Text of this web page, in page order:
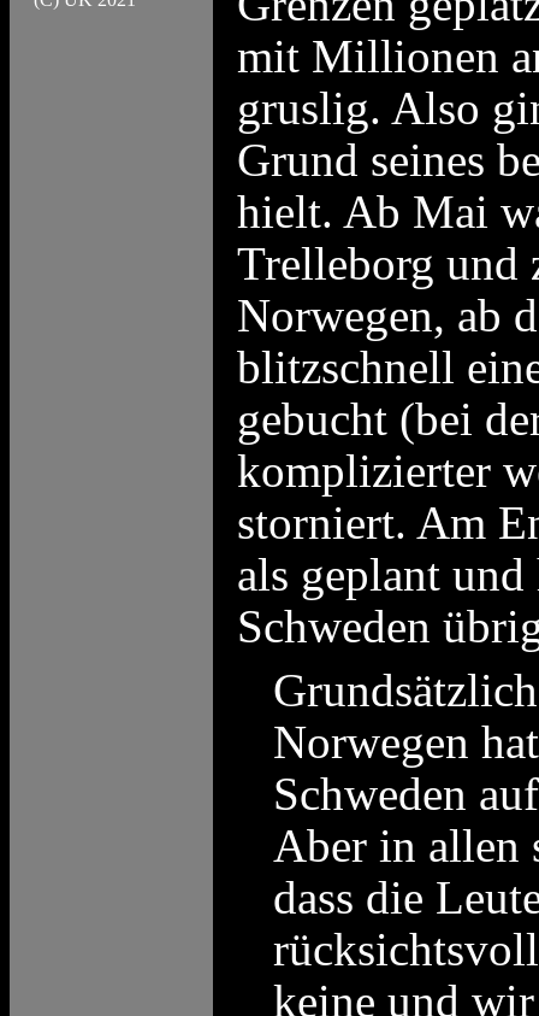
mit Millionen
gruslig. Also
Grund seines
hielt. Ab Mai
Trelleborg und
Norwegen, ab
blitzschnell
gebucht (bei
komplizierter
storniert. Am
als geplant
Schweden
Norwegen
Schweden
Aber in allen
dass die
keine und